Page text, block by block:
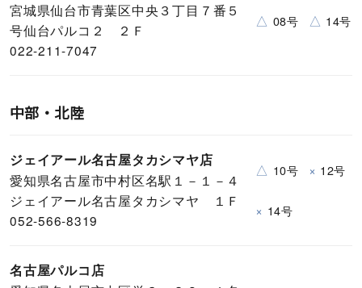
宮城県仙台市青葉区中央３丁目７番５
号仙台パルコ２ ２Ｆ
022-211-7047
△ 08号 △ 14号
中部・北陸
ジェイアール名古屋タカシマヤ店
愛知県名古屋市中村区名駅１－１－４
ジェイアール名古屋タカシマヤ １Ｆ
052-566-8319
△ 10号 × 12号
× 14号
名古屋パルコ店